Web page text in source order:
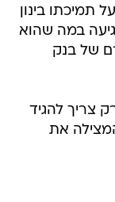
תמיכתו בינון
במה שהוא
של בנק
צריך להגיד
את